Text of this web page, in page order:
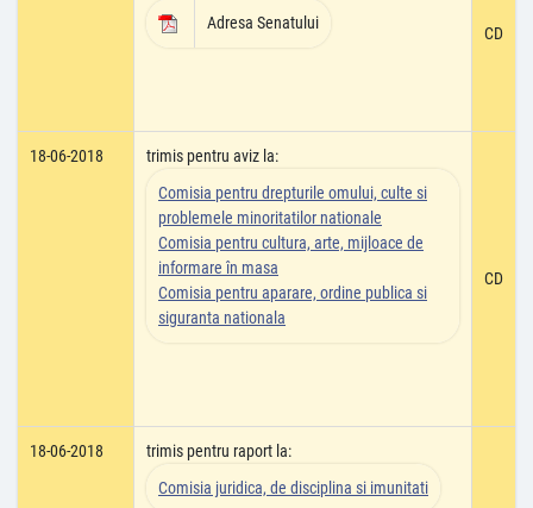
Adresa Senatului
CD
18-06-2018
trimis pentru aviz la:
Comisia pentru drepturile omului, culte si
problemele minoritatilor nationale
Comisia pentru cultura, arte, mijloace de
informare în masa
Comisia pentru aparare, ordine publica si
siguranta nationala
CD
18-06-2018
trimis pentru raport la:
Comisia juridica, de disciplina si imunitati